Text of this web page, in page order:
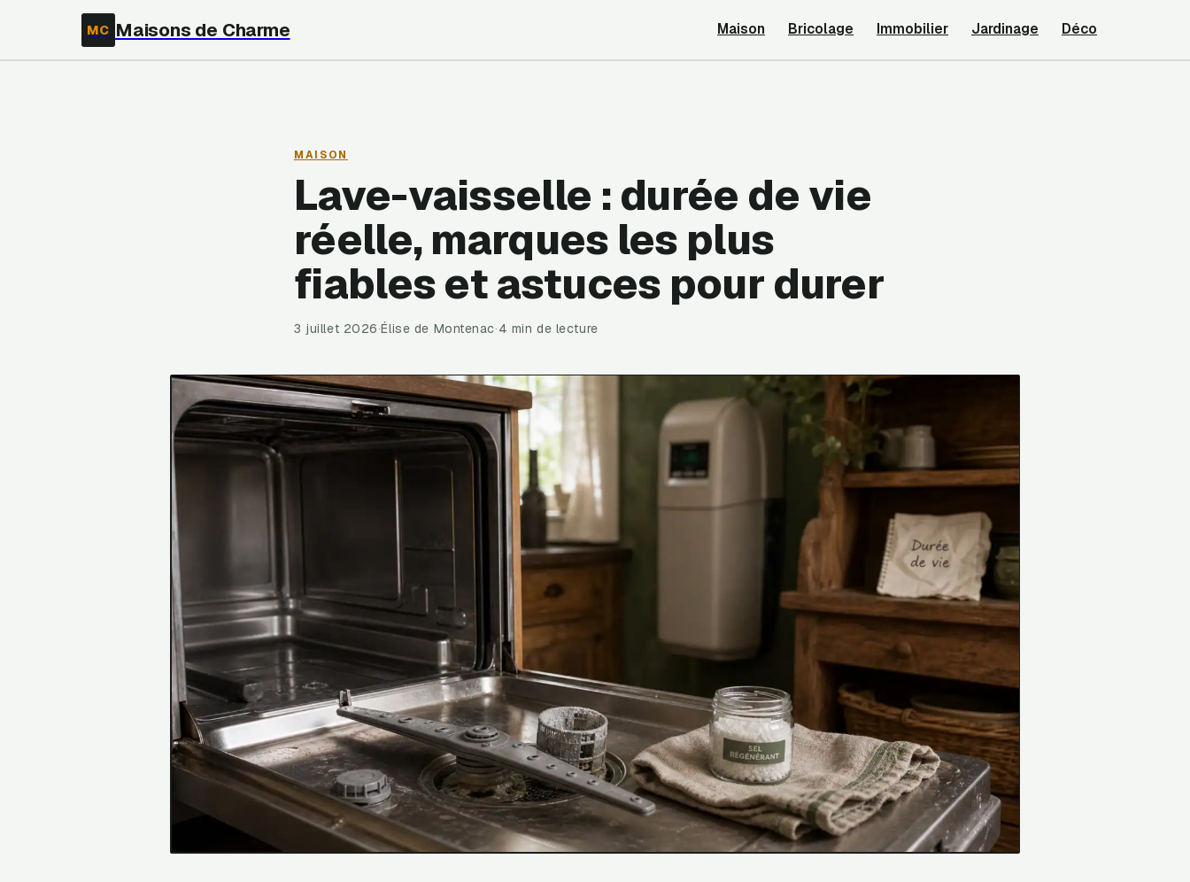
MC Maisons de Charme Maison Bricolage Immobilier Jardinage Déco
MAISON
Lave-vaisselle : durée de vie
réelle, marques les plus
fiables et astuces pour durer
3 juillet 2026·Élise de Montenac·4 min de lecture